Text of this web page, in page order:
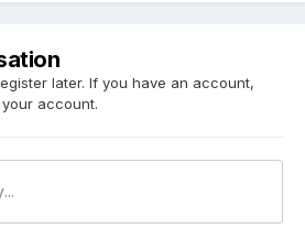
later. If you have an account,
account.